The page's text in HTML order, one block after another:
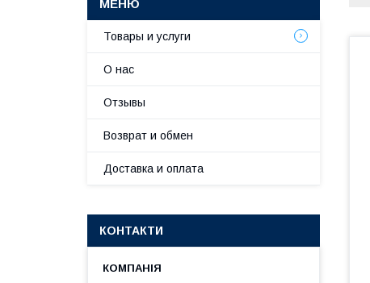
Товары и услуги
О нас
Отзывы
Возврат и обмен
Доставка и оплата
КОНТАКТИ